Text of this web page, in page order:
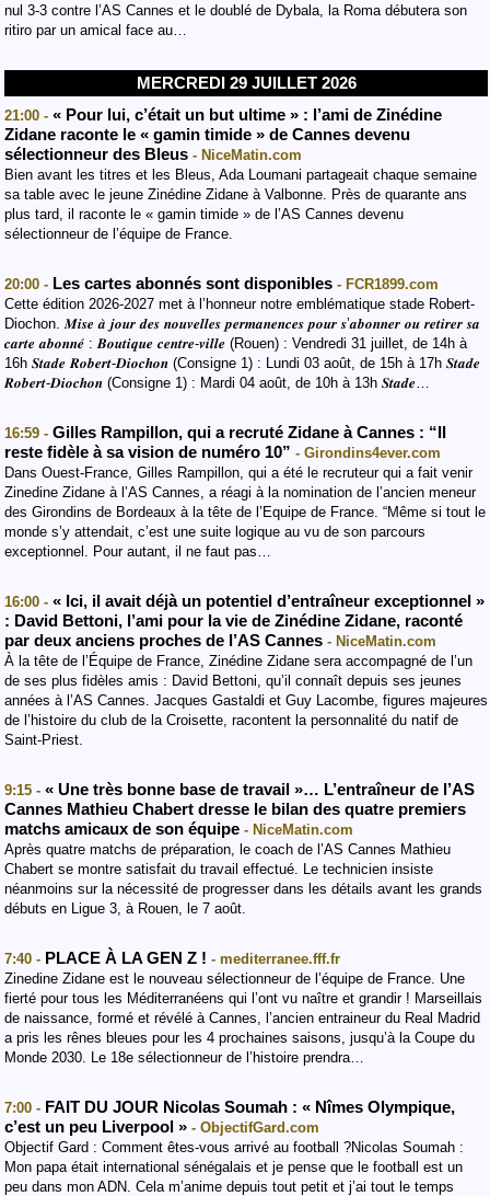
nul 3-3 contre l’AS Cannes et le doublé de Dybala, la Roma débutera son
ritiro par un amical face au…
MERCREDI 29 JUILLET 2026
21:00 - « Pour lui, c’était un but ultime » : l’ami de Zinédine
Zidane raconte le « gamin timide » de Cannes devenu
sélectionneur des Bleus - NiceMatin.com
Bien avant les titres et les Bleus, Ada Loumani partageait chaque semaine
sa table avec le jeune Zinédine Zidane à Valbonne. Près de quarante ans
plus tard, il raconte le « gamin timide » de l’AS Cannes devenu
sélectionneur de l’équipe de France.
20:00 - Les cartes abonnés sont disponibles - FCR1899.com
Cette édition 2026-2027 met à l’honneur notre emblématique stade Robert-
Diochon. 𝑴𝒊𝒔𝒆 𝒂̀ 𝒋𝒐𝒖𝒓 𝒅𝒆𝒔 𝒏𝒐𝒖𝒗𝒆𝒍𝒍𝒆𝒔 𝒑𝒆𝒓𝒎𝒂𝒏𝒆𝒏𝒄𝒆𝒔 𝒑𝒐𝒖𝒓 𝒔’𝒂𝒃𝒐𝒏𝒏𝒆𝒓 𝒐𝒖 𝒓𝒆𝒕𝒊𝒓𝒆𝒓 𝒔𝒂
𝒄𝒂𝒓𝒕𝒆 𝒂𝒃𝒐𝒏𝒏𝒆́ : 𝑩𝒐𝒖𝒕𝒊𝒒𝒖𝒆 𝒄𝒆𝒏𝒕𝒓𝒆-𝒗𝒊𝒍𝒍𝒆 (Rouen) : Vendredi 31 juillet, de 14h à
16h 𝑺𝒕𝒂𝒅𝒆 𝑹𝒐𝒃𝒆𝒓𝒕-𝑫𝒊𝒐𝒄𝒉𝒐𝒏 (Consigne 1) : Lundi 03 août, de 15h à 17h 𝑺𝒕𝒂𝒅𝒆
𝑹𝒐𝒃𝒆𝒓𝒕-𝑫𝒊𝒐𝒄𝒉𝒐𝒏 (Consigne 1) : Mardi 04 août, de 10h à 13h 𝑺𝒕𝒂𝒅𝒆…
16:59 - Gilles Rampillon, qui a recruté Zidane à Cannes : “Il
reste fidèle à sa vision de numéro 10” - Girondins4ever.com
Dans Ouest-France, Gilles Rampillon, qui a été le recruteur qui a fait venir
Zinedine Zidane à l’AS Cannes, a réagi à la nomination de l’ancien meneur
des Girondins de Bordeaux à la tête de l’Equipe de France. “Même si tout le
monde s’y attendait, c’est une suite logique au vu de son parcours
exceptionnel. Pour autant, il ne faut pas…
16:00 - « Ici, il avait déjà un potentiel d’entraîneur exceptionnel »
: David Bettoni, l’ami pour la vie de Zinédine Zidane, raconté
par deux anciens proches de l’AS Cannes - NiceMatin.com
À la tête de l’Équipe de France, Zinédine Zidane sera accompagné de l’un
de ses plus fidèles amis : David Bettoni, qu’il connaît depuis ses jeunes
années à l’AS Cannes. Jacques Gastaldi et Guy Lacombe, figures majeures
de l’histoire du club de la Croisette, racontent la personnalité du natif de
Saint-Priest.
9:15 - « Une très bonne base de travail »… L’entraîneur de l’AS
Cannes Mathieu Chabert dresse le bilan des quatre premiers
matchs amicaux de son équipe - NiceMatin.com
Après quatre matchs de préparation, le coach de l’AS Cannes Mathieu
Chabert se montre satisfait du travail effectué. Le technicien insiste
néanmoins sur la nécessité de progresser dans les détails avant les grands
débuts en Ligue 3, à Rouen, le 7 août.
7:40 - PLACE À LA GEN Z ! - mediterranee.fff.fr
Zinedine Zidane est le nouveau sélectionneur de l’équipe de France. Une
fierté pour tous les Méditerranéens qui l’ont vu naître et grandir ! Marseillais
de naissance, formé et révélé à Cannes, l’ancien entraineur du Real Madrid
a pris les rênes bleues pour les 4 prochaines saisons, jusqu’à la Coupe du
Monde 2030. Le 18e sélectionneur de l’histoire prendra…
7:00 - FAIT DU JOUR Nicolas Soumah : « Nîmes Olympique,
c’est un peu Liverpool » - ObjectifGard.com
Objectif Gard : Comment êtes-vous arrivé au football ?Nicolas Soumah :
Mon papa était international sénégalais et je pense que le football est un
peu dans mon ADN. Cela m’anime depuis tout petit et j’ai tout le temps